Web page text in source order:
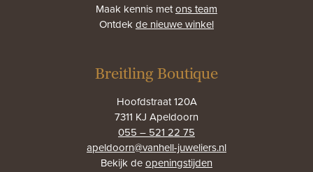
Maak kennis metons team
Ontdekde nieuwe winkel
Breitling Boutique
Hoofdstraat 120A
7311 KJ Apeldoorn
055 – 521 22 75
apeldoorn@vanhell-juweliers.nl
Bekijk deopeningstijden